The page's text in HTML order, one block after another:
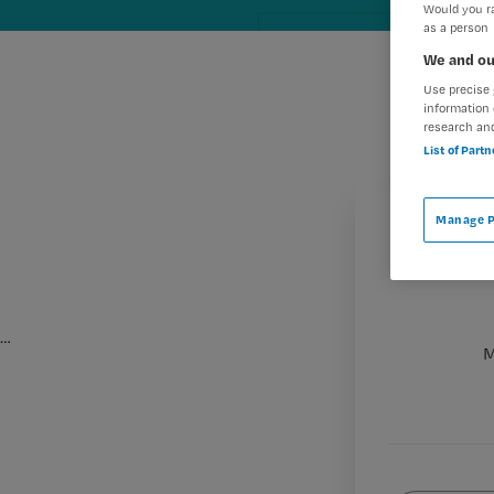
Wat
…
Would you
as a person
We and
Use
information
research
List of
Manage